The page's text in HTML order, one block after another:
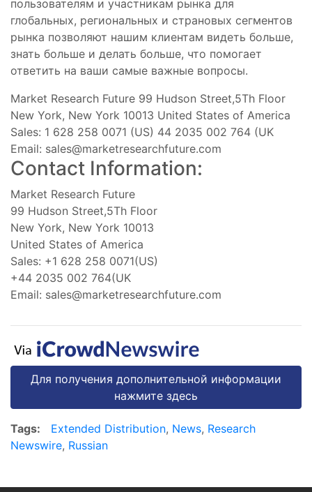
пользователям и участникам рынка для
глобальных, региональных и страновых сегментов
рынка позволяют нашим клиентам видеть больше,
знать больше и делать больше, что помогает
ответить на ваши самые важные вопросы.
Market Research Future 99 Hudson Street,5Th Floor
New York, New York 10013 United States of America
Sales: 1 628 258 0071 (US) 44 2035 002 764 (UK
Email: sales@marketresearchfuture.com
Contact Information:
Market Research Future
99 Hudson Street,5Th Floor
New York, New York 10013
United States of America
Sales: +1 628 258 0071(US)
+44 2035 002 764(UK
Email: sales@marketresearchfuture.com
Для получения дополнительной информации
нажмите здесь
Tags: Extended Distribution, News, Research
Newswire, Russian